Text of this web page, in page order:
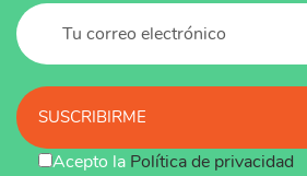
SUSCRIBIRME
Acepto la Política de privacidad